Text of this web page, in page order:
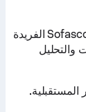
أداء قطر والرسم البياني للنموذج هو خوارزمية Sofascore الفريدة
والتحليل